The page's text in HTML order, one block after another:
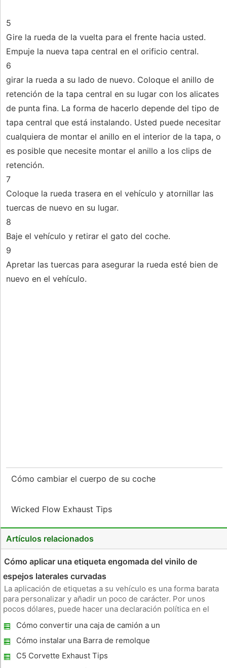
5
Gire la rueda de la vuelta para el frente hacia usted.
Empuje la nueva tapa central en el orificio central.
6
girar la rueda a su lado de nuevo. Coloque el anillo de
retención de la tapa central en su lugar con los alicates
de punta fina. La forma de hacerlo depende del tipo de
tapa central que está instalando. Usted puede necesitar
cualquiera de montar el anillo en el interior de la tapa, o
es posible que necesite montar el anillo a los clips de
retención.
7
Coloque la rueda trasera en el vehículo y atornillar las
tuercas de nuevo en su lugar.
8
Baje el vehículo y retirar el gato del coche.
9
Apretar las tuercas para asegurar la rueda esté bien de
nuevo en el vehículo.
Cómo cambiar el cuerpo de su coche
Wicked Flow Exhaust Tips
Artículos relacionados
Cómo aplicar una etiqueta engomada del vinilo de
espejos laterales curvadas
La aplicación de etiquetas a su vehículo es una forma barata
para personalizar y añadir un poco de carácter. Por unos
pocos dólares, puede hacer una declaración política en el
risa, o simplemente añadir un poco de chispa a su viaje diario
al
Cómo convertir una caja de camión a un
plano
Cómo instalar una Barra de remolque
ajustable
C5 Corvette Exhaust Tips